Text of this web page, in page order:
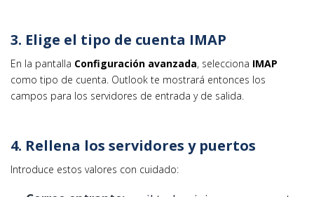
3. Elige el tipo de cuenta IMAP
En la pantalla Configuración avanzada, selecciona IMAP
como tipo de cuenta. Outlook te mostrará entonces los
campos para los servidores de entrada y de salida.
4. Rellena los servidores y puertos
Introduce estos valores con cuidado: